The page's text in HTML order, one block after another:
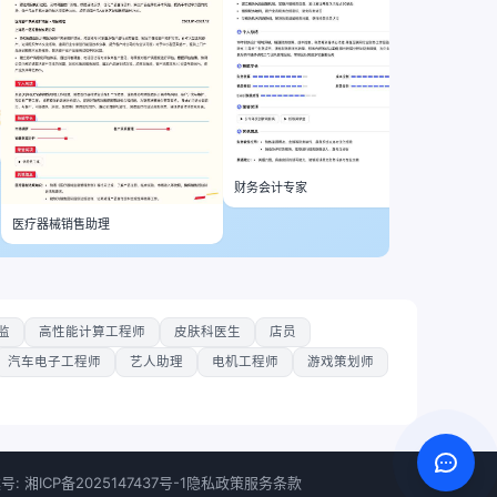
医疗器械销售助理
财务会计专家
高性能计算工程师 皮肤科医生
店员
汽车电子工程师
艺人助理 电机工程师 游戏策划师
: 湘ICP备2025147437号-1隐私政策服务条款